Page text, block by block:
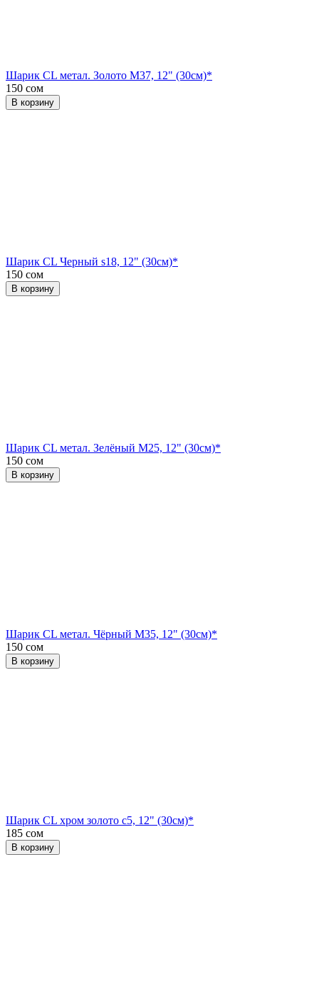
Шарик CL метал. Золото М37, 12" (30см)*
150 сом
В корзину
Шарик CL Черный s18, 12" (30см)*
150 сом
В корзину
Шарик CL метал. Зелёный М25, 12" (30см)*
150 сом
В корзину
Шарик CL метал. Чёрный М35, 12" (30см)*
150 сом
В корзину
Шарик CL хром золото с5, 12" (30см)*
185 сом
В корзину